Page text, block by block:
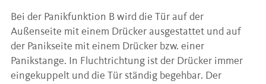
Bei der Panikfunktion B wird die Tür auf der
Außenseite mit einem Drücker ausgestattet und auf
der Panikseite mit einem Drücker bzw. einer
Panikstange. In Fluchtrichtung ist der Drücker immer
eingekuppelt und die Tür ständig begehbar. Der